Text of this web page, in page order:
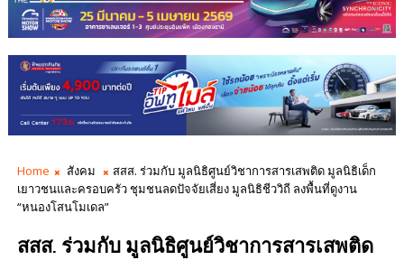
Home สังคม
สสส. ร่วมกับ มูลนิธิศูนย์วิชาการสารเสพติด มูลนิธิเด็ก
เยาวชนและครอบครัว ชุมชนลดปัจจัยเสี่ยง มูลนิธิชีววิถี ลงพื้นที่ดูงาน
“หนองโสนโมเดล”
สสส. ร่วมกับ มูลนิธิศูนย์วิชาการสารเสพติด